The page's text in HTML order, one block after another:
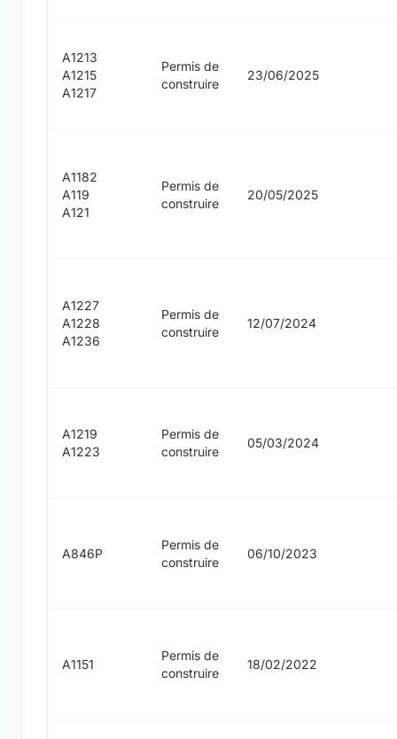
A1213
A1215
A1217
Permis de
construire
23/06/2025
A1182
A119
A121
Permis de
construire
20/05/2025
A1227
A1228
A1236
Permis de
construire
12/07/2024
A1219
A1223
Permis de
construire
05/03/2024
A846P
Permis de
construire
06/10/2023
A1151
Permis de
construire
18/02/2022